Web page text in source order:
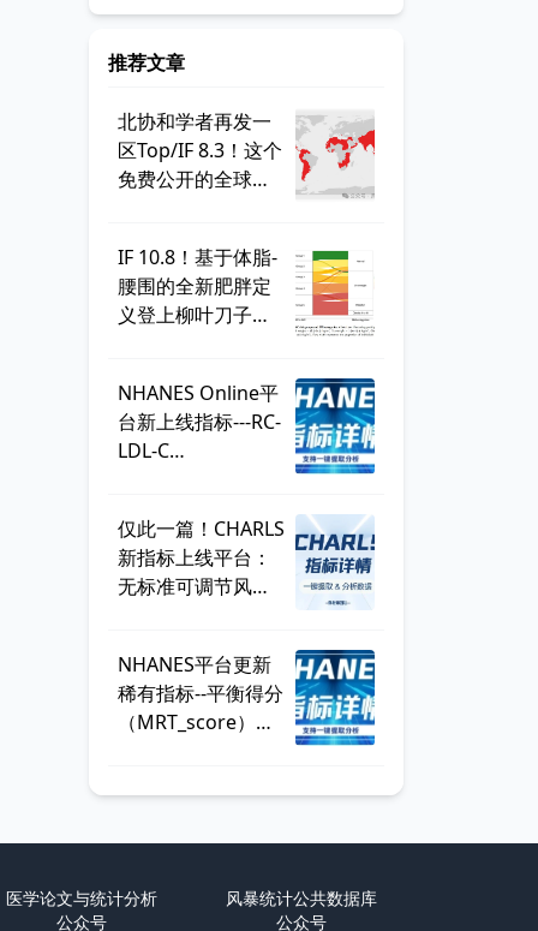
推荐文章
北协和学者再发一
区Top/IF 8.3！这个
免费公开的全球学
IF 10.8！基于体脂-
腰围的全新肥胖定
义登上柳叶刀子
总
NHANES Online平
台新上线指标---RC-
LDL-C
仅此一篇！CHARLS
新指标上线平台：
无标准可调节风险
NHANES平台更新
稀有指标--平衡得分
（MRT_score），
医学论文与统计分析
公众号
风暴统计公共数据库
公众号